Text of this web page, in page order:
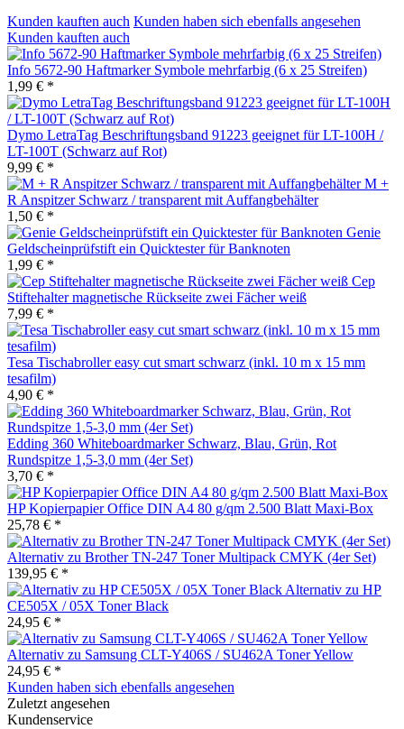
Kunden kauften auch Kunden haben sich ebenfalls angesehen
Kunden kauften auch
Info 5672-90 Haftmarker Symbole mehrfarbig (6 x 25 Streifen)
1,99 € *
Dymo LetraTag Beschriftungsband 91223 geeignet für LT-100H /
LT-100T (Schwarz auf Rot)
9,99 € *
M +
R Anspitzer Schwarz / transparent mit Auffangbehälter
1,50 € *
Genie
Geldscheinprüfstift ein Quicktester für Banknoten
1,99 € *
Cep
Stiftehalter magnetische Rückseite zwei Fächer weiß
7,99 € *
Tesa Tischabroller easy cut smart schwarz (inkl. 10 m x 15 mm
tesafilm)
4,90 € *
Edding 360 Whiteboardmarker Schwarz, Blau, Grün, Rot
Rundspitze 1,5-3,0 mm (4er Set)
3,70 € *
HP Kopierpapier Office DIN A4 80 g/qm 2.500 Blatt Maxi-Box
25,78 € *
Alternativ zu Brother TN-247 Toner Multipack CMYK (4er Set)
139,95 € *
Alternativ zu HP
CE505X / 05X Toner Black
24,95 € *
Alternativ zu Samsung CLT-Y406S / SU462A Toner Yellow
24,95 € *
Kunden haben sich ebenfalls angesehen
Zuletzt angesehen
Kundenservice